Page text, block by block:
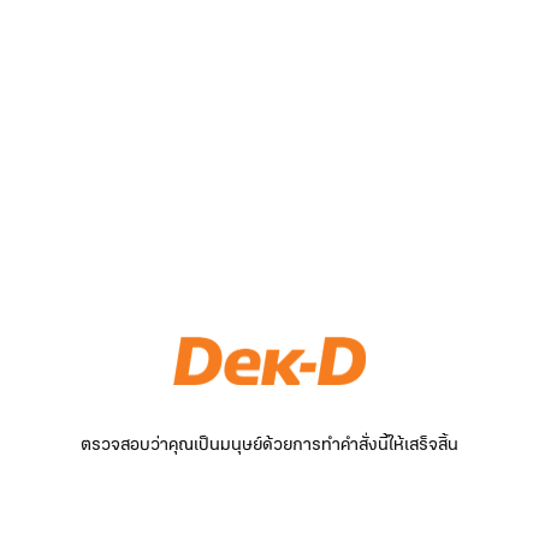
ตรวจสอบว่าคุณเป็นมนุษย์ด้วยการทำคำสั่งนี้ให้เสร็จสิ้น